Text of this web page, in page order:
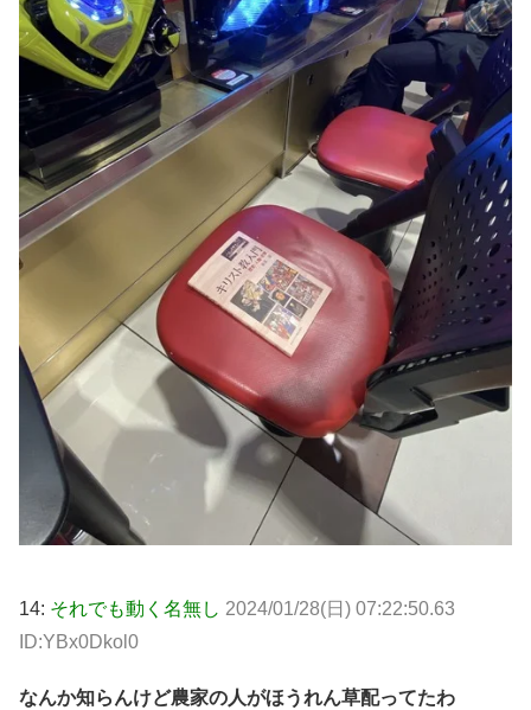
14: それでも動く名無し 2024/01/28(日) 07:22:50.63
ID:YBx0Dkol0
なんか知らんけど農家の人がほうれん草配ってたわ